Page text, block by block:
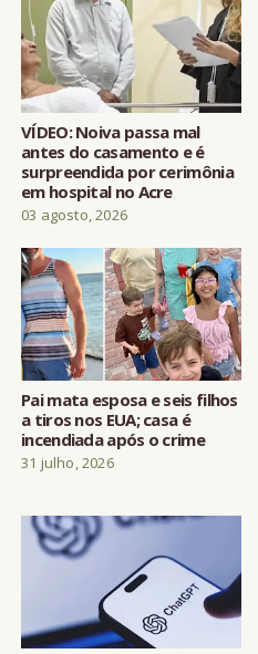
VÍDEO: Noiva passa mal
antes do casamento e é
surpreendida por cerimônia
em hospital no Acre
03 agosto, 2026
Pai mata esposa e seis filhos
a tiros nos EUA; casa é
incendiada após o crime
31 julho, 2026